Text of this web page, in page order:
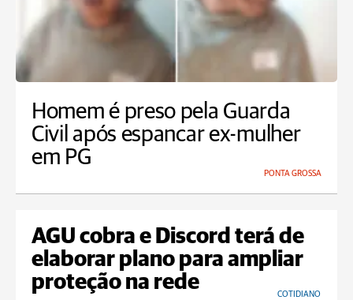
Homem é preso pela Guarda
Civil após espancar ex-mulher
em PG
PONTA GROSSA
AGU cobra e Discord terá de
elaborar plano para ampliar
proteção na rede
COTIDIANO